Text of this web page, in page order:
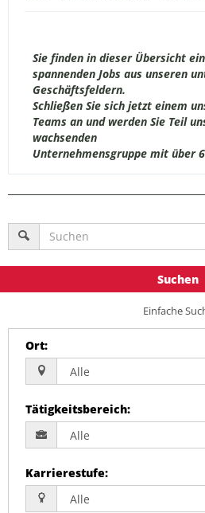
Sie finden in dieser Übersicht
spannenden Jobs aus unseren
Geschäftsfeldern.
Schließen Sie sich jetzt einem
Teams an und werden Sie Teil
wachsenden
Unternehmensgruppe mit über
Suchen
Einfache
Ort:
Tätigkeitsbereich:
Karrierestufe: